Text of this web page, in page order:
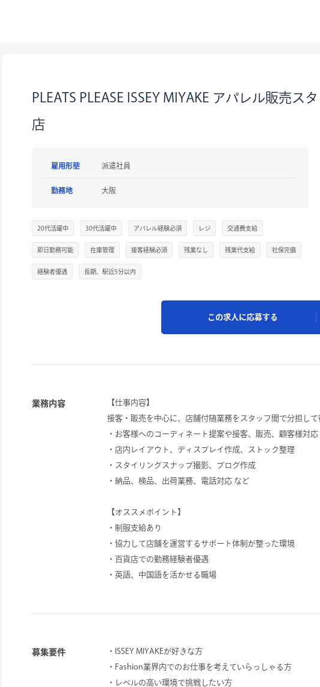
PLEATS PLEASE ISSEY MIYAKE アパレル販売ス
店
雇用形態 派遣社員
勤務地 大阪
20代活躍中 30代活躍中 アパレル経験必須 レジ 交通費支給
即日勤務可能 在庫管理 接客経験必須 残業なし 残業代支給 社保完備
経験者優遇 長期，駅近5分以内
この求人に応募する
業務内容
【仕事内容】
接客・販売を中心に、店舗付随業務をスタッフ間で分担して
・お客様へのコーディネート提案や接客、販売、顧客様対応
・店内レイアウト、ディスプレイ作成、ストック整理
・スタイリングスナップ撮影、ブログ作成
・納品、検品、出荷業務、電話対応 など
【オススメポイント】
・制服支給あり
・協力して店舗を運営するサポート体制が整った環境
・百貨店での勤務経験者優遇
・英語、中国語を活かせる職場
募集要件
・ISSEY MIYAKEが好きな方
・Fashion業界内でのお仕事を考えていらっしゃる方
・レベルの高い環境で挑戦したい方